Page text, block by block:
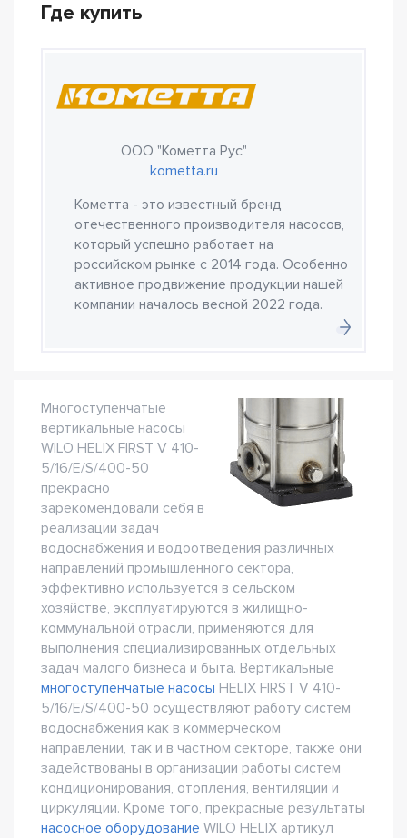
Где купить
ООО "Кометта Рус"
kometta.ru
Кометта - это известный бренд
отечественного производителя насосов,
который успешно работает на
российском рынке с 2014 года. Особенно
активное продвижение продукции нашей
компании началось весной 2022 года.
Многоступенчатые
вертикальные насосы
WILO HELIX FIRST V 410-
5/16/E/S/400-50
прекрасно
зарекомендовали себя в
реализации задач
водоснабжения и водоотведения различных
направлений промышленного сектора,
эффективно используется в сельском
хозяйстве, эксплуатируются в жилищно-
коммунальной отрасли, применяются для
выполнения специализированных отдельных
задач малого бизнеса и быта. Вертикальные
многоступенчатые насосы HELIX FIRST V 410-
5/16/E/S/400-50 осуществляют работу систем
водоснабжения как в коммерческом
направлении, так и в частном секторе, также они
задействованы в организации работы систем
кондиционирования, отопления, вентиляции и
циркуляции. Кроме того, прекрасные результаты
насосное оборудование WILO HELIX артикул